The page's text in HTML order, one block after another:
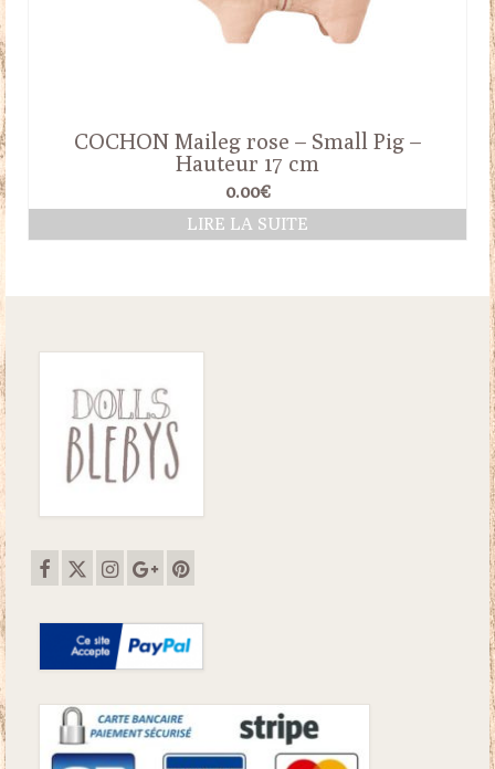
COCHON Maileg rose – Small Pig –
Hauteur 17 cm
0.00€
LIRE LA SUITE